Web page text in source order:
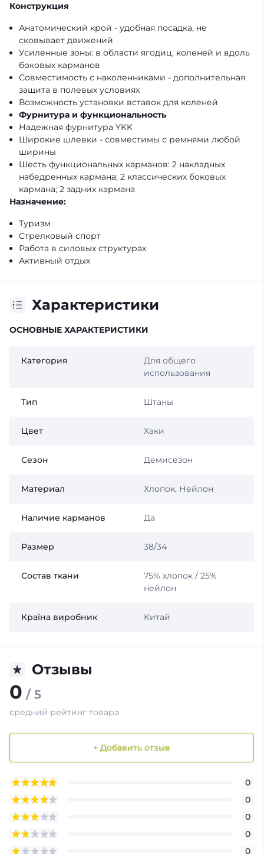
Конструкция
Анатомический крой - удобная посадка, не
сковывает движений
Усиленные зоны: в области ягодиц, коленей и вдоль
боковых карманов
Совместимость с наколенниками - дополнительная
защита в полевых условиях
Возможность установки вставок для коленей
Фурнитура и функциональность
Надежная фурнитура YKK
Широкие шлевки - совместимы с ремнями любой
ширины
Шесть функциональных карманов: 2 накладных
набедренных кармана; 2 классических боковых
кармана; 2 задних кармана
Назначение:
Туризм
Стрелковый спорт
Работа в силовых структурах
Активный отдых
Характеристики
ОСНОВНЫЕ ХАРАКТЕРИСТИКИ
Категория
Для общего
использования
Тип Штаны
Цвет Хаки
Сезон Демисезон
Материал Хлопок, Нейлон
Наличие карманов Да
Размер 38/34
Состав ткани
75% хлопок / 25%
нейлон
Країна виробник Китай
Отзывы
0 / 5
средний рейтинг товара
+ Добавить отзыв
0
0
0
0
0